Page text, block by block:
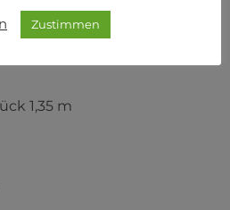
1,35 m
Zustimmen